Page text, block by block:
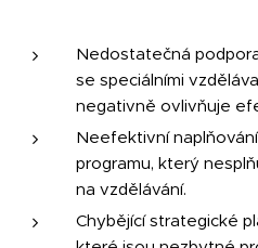
Nedostatečná
se speciálními
negativně ovlivňuje
Neefektivní
programu, který
na vzdělávání.
Chybějící strategické